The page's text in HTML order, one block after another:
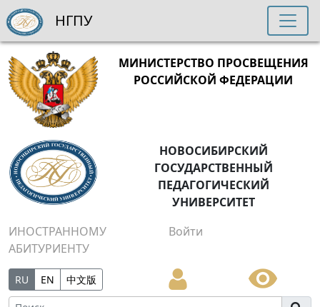
МИНИСТЕРСТВО ПРОСВЕЩЕНИЯ
РОССИЙСКОЙ ФЕДЕРАЦИИ
НОВОСИБИРСКИЙ
ГОСУДАРСТВЕННЫЙ
ПЕДАГОГИЧЕСКИЙ
УНИВЕРСИТЕТ
ИНОСТРАННОМУ
АБИТУРИЕНТУ
Войти
RU EN 中文版
НГПУ